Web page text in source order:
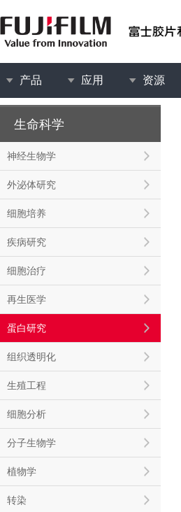
产品 应用 资源
生命科学
神经生物学
外泌体研究
细胞培养
疾病研究
细胞治疗
再生医学
蛋白研究
组织透明化
生殖工程
细胞分析
分子生物学
植物学
转染